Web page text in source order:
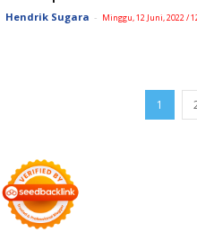
Hendrik Sugara - Minggu, 12 Juni, 2022 /
1